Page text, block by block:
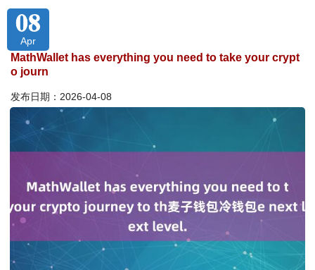
08
Apr
MathWallet has everything you need to take your crypt
o journ
发布日期：2026-04-08